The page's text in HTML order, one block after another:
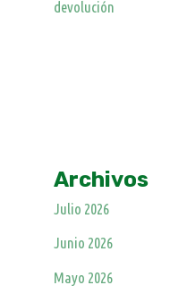
devolución
Archivos
Julio 2026
Junio 2026
Mayo 2026